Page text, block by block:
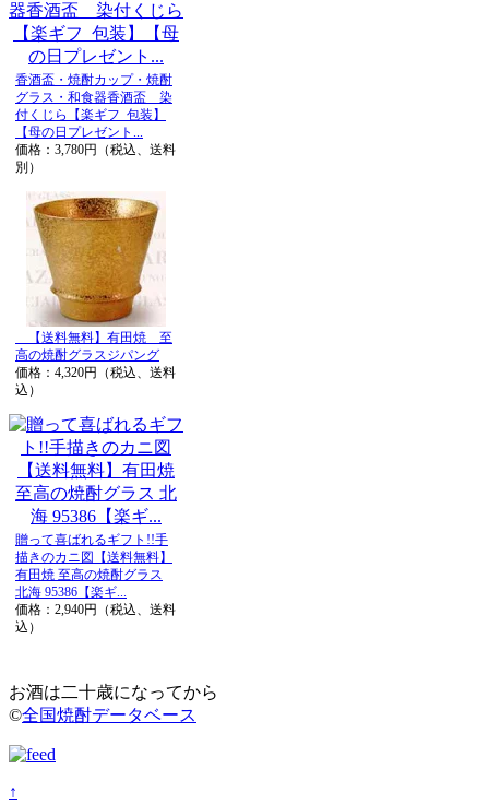
香酒盃・焼酎カップ・焼酎
グラス・和食器香酒盃 染
付くじら【楽ギフ_包装】
【母の日プレゼント...
価格：3,780円（税込、送料
別）
【送料無料】有田焼 至
高の焼酎グラスジパング
価格：4,320円（税込、送料
込）
贈って喜ばれるギフト!!手
描きのカニ図【送料無料】
有田焼 至高の焼酎グラス
北海 95386【楽ギ...
価格：2,940円（税込、送料
込）
お酒は二十歳になってから
©全国焼酎データベース
↑